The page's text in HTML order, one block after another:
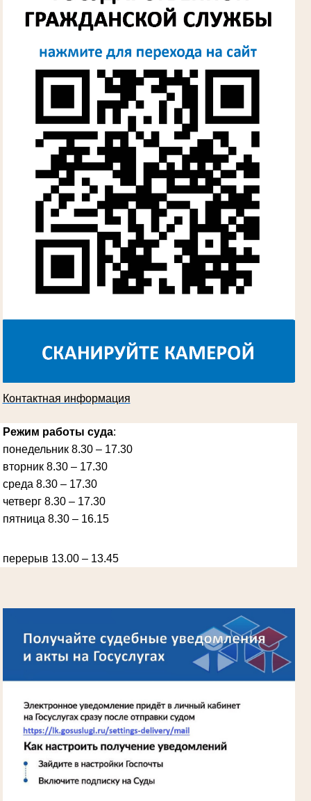
Судья Губкинского городского народного
суда
в период с 1960 по 1980 гг.
Косарева Александра Ивановна
Труженица тыла в годы Великой
Ануприенко Иван Васильевич
Участник Великой Отечественной войны
Председатель Губкинского районного
народного суда
в период с 1965 по 1984 гг.
Контактная информация
Режим работы суда:
понедельник 8.30 – 17.30
вторник 8.30 – 17.30
среда 8.30 – 17.30
четверг 8.30 – 17.30
пятница 8.30 – 16.15
перерыв 13.00 – 13.45